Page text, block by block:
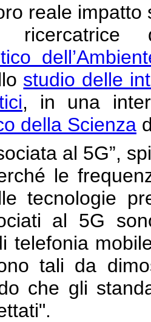
reale impatto
ricercatrice
studio delle
, in una
della Scienza
al 5G”,
le
tecnologie
al 5G
telefonia
tali da
che gli